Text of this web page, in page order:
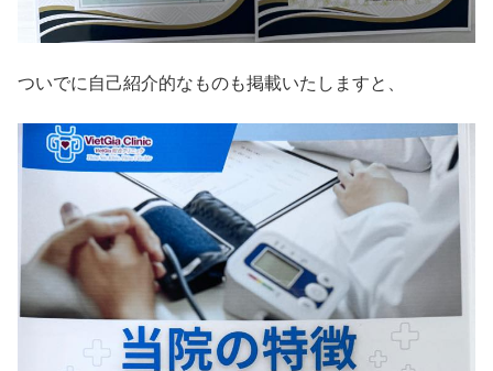
ついでに自己紹介的なものも掲載いたしますと、